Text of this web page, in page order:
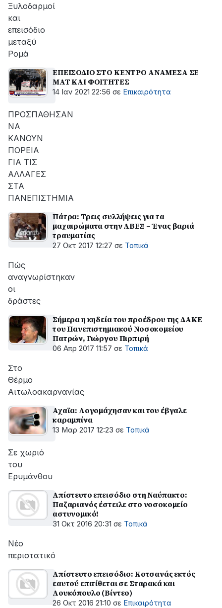
Ξυλοδαρμοί
και
επεισόδιο
μεταξύ
Ρομά
ΕΠΕΙΣΟΔΙΟ ΣΤΟ ΚΕΝΤΡΟ ΑΝΑΜΕΣΑ ΣΕ
ΜΑΤ ΚΑΙ ΦΟΙΤΗΤΕΣ
14 Ιαν 2021 22:56 σε Επικαιρότητα
ΠΡΟΣΠΑΘΗΣΑΝ
ΝΑ
ΚΑΝΟΥΝ
ΠΟΡΕΙΑ
ΓΙΑ ΤΙΣ
ΑΛΛΑΓΕΣ
ΣΤΑ
ΠΑΝΕΠΙΣΤΗΜΙΑ
Πάτρα: Τρεις συλλήψεις για τα
μαχαιρώματα στην ΑΒΕΞ – Ένας βαριά
τραυματίας
27 Οκτ 2017 12:27 σε Τοπικά
Πώς
αναγνωρίστηκαν
οι
δράστες
Σήμερα η κηδεία του προέδρου της ΔΑΚΕ
του Πανεπιστημιακού Νοσοκομείου
Πατρών, Γιώργου Πιρπιρή
06 Απρ 2017 11:57 σε Τοπικά
Στο
Θέρμο
Αιτωλοακαρνανίας
Αχαϊα: Λογομάχησαν και του έβγαλε
καραμπίνα
13 Μαρ 2017 12:23 σε Τοπικά
Σε χωριό
του
Ερυμάνθου
Απίστευτο επεισόδιο στη Ναύπακτο:
Παζαριανός έστειλε στο νοσοκομείο
αστυνομικό!
31 Οκτ 2016 20:31 σε Τοπικά
Νέο
περιστατικό
Απίστευτο επεισόδιο: Κοτσανάς εκτός
εαυτού επιτίθεται σε Σταρακά και
Λουκόπουλο (Βίντεο)
26 Οκτ 2016 21:10 σε Επικαιρότητα